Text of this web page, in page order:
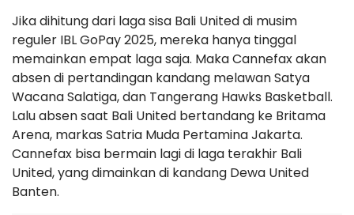
Jika dihitung dari laga sisa Bali United di musim
reguler IBL GoPay 2025, mereka hanya tinggal
memainkan empat laga saja. Maka Cannefax akan
absen di pertandingan kandang melawan Satya
Wacana Salatiga, dan Tangerang Hawks Basketball.
Lalu absen saat Bali United bertandang ke Britama
Arena, markas Satria Muda Pertamina Jakarta.
Cannefax bisa bermain lagi di laga terakhir Bali
United, yang dimainkan di kandang Dewa United
Banten.